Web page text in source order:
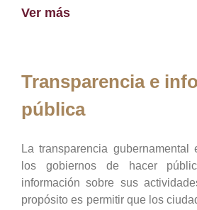
Ver más
Transparencia e
pública
La transparencia
los gobiernos de hacer
información sobre sus
propósito es permitir que los